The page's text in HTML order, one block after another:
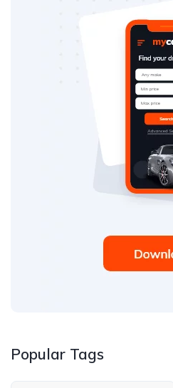
Popular Tags